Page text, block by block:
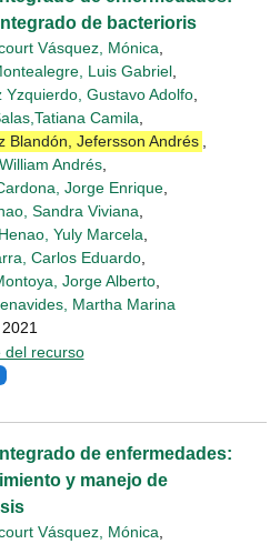
de bacterioris
Vásquez, Mónica,
Luis Gabriel,
Yzquierdo, Gustavo Adolfo,
Camila,
Blandón, Jefersson Andrés ,
Andrés,
Jorge Enrique,
Sandra Viviana,
Yuly Marcela,
Carlos Eduardo,
Jorge Alberto,
Martha Marina
del recurso
de enfermedades:
y manejo de
Vásquez, Mónica